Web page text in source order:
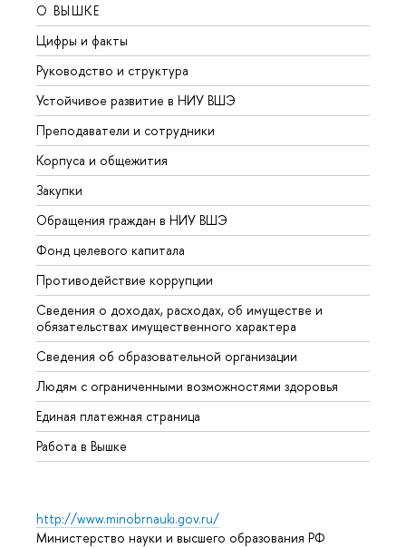
О ВЫШКЕ
Цифры и факты
Руководство и структура
Устойчивое развитие в НИУ ВШЭ
Преподаватели и сотрудники
Корпуса и общежития
Закупки
Обращения граждан в НИУ ВШЭ
Фонд целевого капитала
Противодействие коррупции
Сведения о доходах, расходах, об имуществе и
обязательствах имущественного характера
Сведения об образовательной организации
Людям с ограниченными возможностями здоровья
Единая платежная страница
Работа в Вышке
http://www.minobrnauki.gov.ru/
Министерство науки и высшего образования РФ